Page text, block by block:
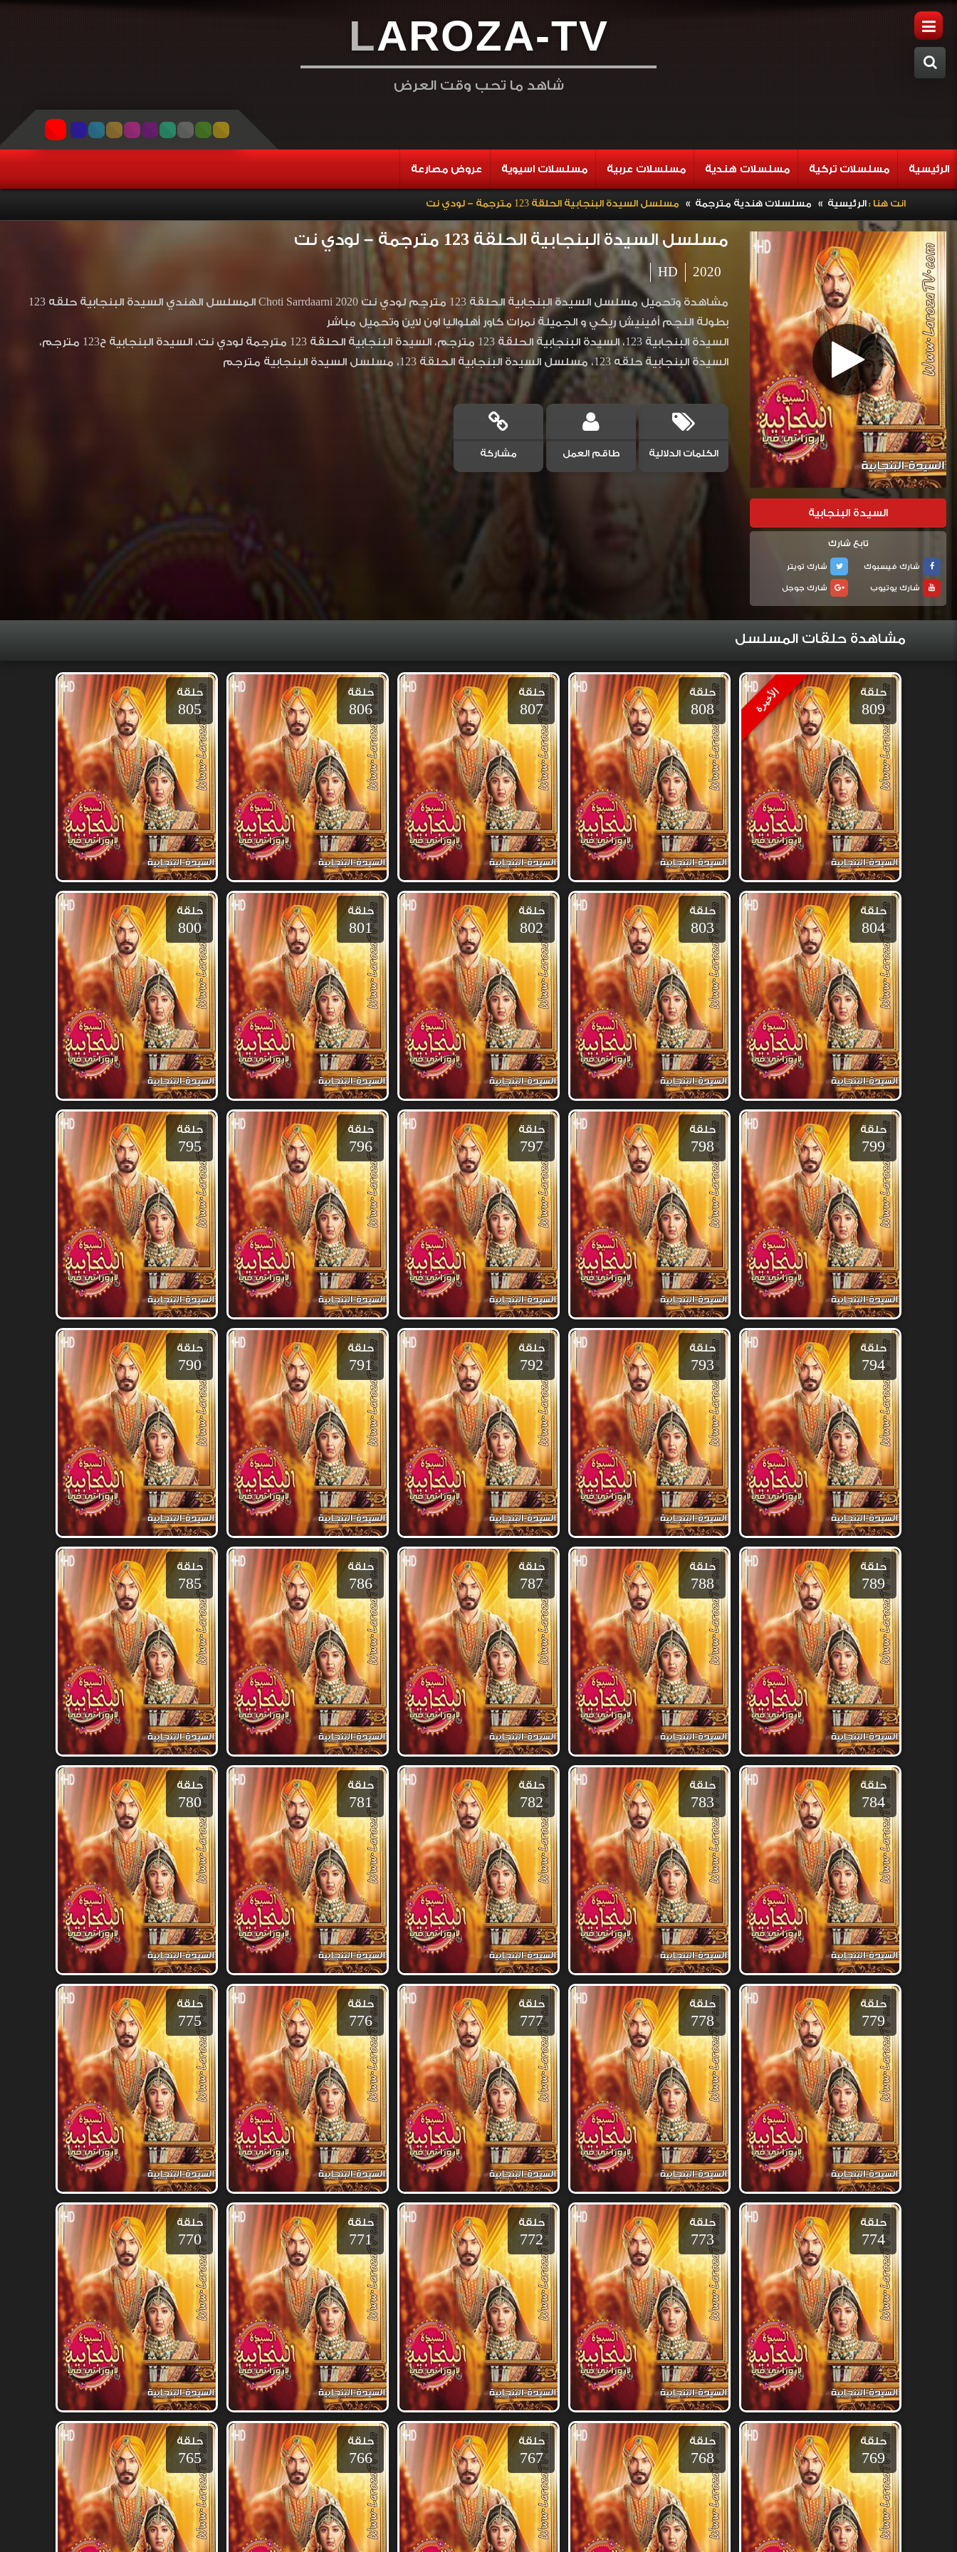
LAROZA-TV
شاهد ما تحب وقت العرض
الرئيسية مسلسلات تركية مسلسلات هندية مسلسلات عربية مسلسلات اسيوية عروض مصارعة
انت هنا :الرئيسية » مسلسلات هندية مترجمة » مسلسل السيدة البنجابية الحلقة 123 مترجمة – لودي نت
السيدة البنجابية
تابع شارك
شارك فيسبوك
شارك تويتر
شارك يوتيوب
شارك جوجل
مسلسل السيدة البنجابية الحلقة 123 مترجمة – لودي نت
2020
HD
مشاهدة وتحميل مسلسل السيدة البنجابية الحلقة 123 مترجم لودي نت Choti Sarrdaarni 2020 المسلسل الهندي السيدة البنجابية حلقه 123
بطولة النجم أفينيش ريكي و الجميلة نمرات كاور أهلواليا اون لاين وتحميل مباشر
السيدة البنجابية 123، السيدة البنجابية الحلقة 123 مترجم، السيدة البنجابية الحلقة 123 مترجمة لودي نت، السيدة البنجابية ح123 مترجم،
السيدة البنجابية حلقه 123، مسلسل السيدة البنجابية الحلقة 123، مسلسل السيدة البنجابية مترجم
الكلمات الدلالية طاقم العمل مشاركة
مشاهدة حلقات المسلسل
الأخيرة حلقة
809
حلقة
808
حلقة
807
حلقة
806
حلقة
805
حلقة
804
حلقة
803
حلقة
802
حلقة
801
حلقة
800
حلقة
799
حلقة
798
حلقة
797
حلقة
796
حلقة
795
حلقة
794
حلقة
793
حلقة
792
حلقة
791
حلقة
790
حلقة
789
حلقة
788
حلقة
787
حلقة
786
حلقة
785
حلقة
784
حلقة
783
حلقة
782
حلقة
781
حلقة
780
حلقة
779
حلقة
778
حلقة
777
حلقة
776
حلقة
775
حلقة
774
حلقة
773
حلقة
772
حلقة
771
حلقة
770
حلقة
769
حلقة
768
حلقة
767
حلقة
766
حلقة
765